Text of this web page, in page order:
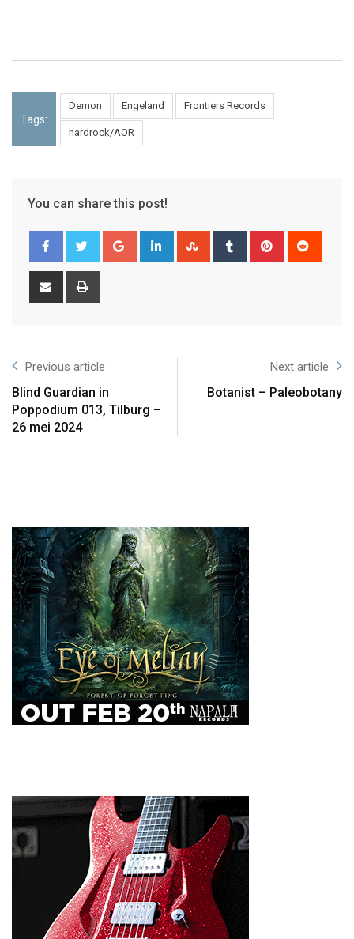
Tags:
Demon Engeland Frontiers Records
hardrock/AOR
You can share this post!
Previous article
Blind Guardian in
Poppodium 013, Tilburg –
26 mei 2024
Next article
Botanist – Paleobotany